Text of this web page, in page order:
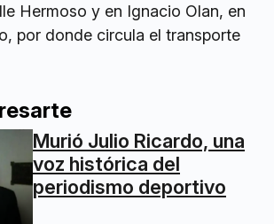
Hermoso y en Ignacio Olan, en
por donde circula el transporte
Murió Julio Ricardo, una
voz histórica del
periodismo deportivo